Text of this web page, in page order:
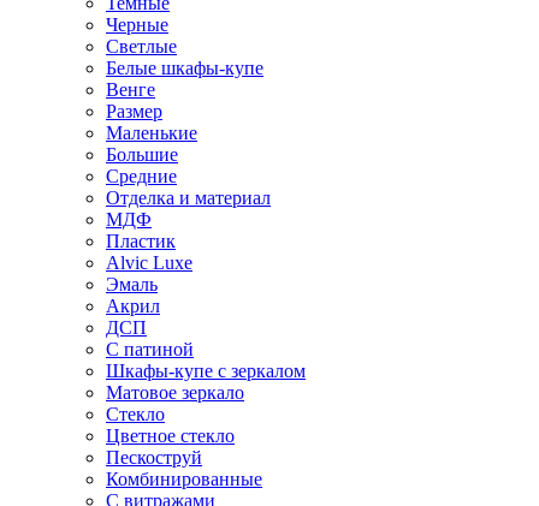
Черные
Светлые
Белые шкафы-купе
Венге
Размер
Маленькие
Большие
Средние
Отделка и материал
МДФ
Пластик
Alvic Luxe
Эмаль
Акрил
ДСП
С патиной
Шкафы-купе с зеркалом
Матовое зеркало
Стекло
Цветное стекло
Пескоструй
Комбинированные
С витражами